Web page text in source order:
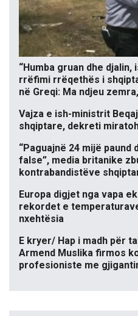
“Humba gruan dhe djalin,
rrëfimi rrëqethës i
në Greqi: Ma ndjeu
Vajza e ish-ministrit
shqiptare, dekreti
“Paguajnë 24 mijë
false”, media britanike
kontrabandistëve
Europa digjet nga vapa
rekordet e
nxehtësia
E kryer/ Hap i madh për
Armend Muslika firmos
profesioniste me